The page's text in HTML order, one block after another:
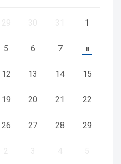
1
5 6 7 8
12 13 14 15
19 20 21 22
26 27 28 29